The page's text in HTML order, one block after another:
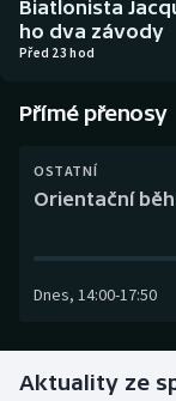
Boby a skeleton
Box
Curling
Golf
AZ kvíz
Biatlonista
ho dva závody
Před 23 hod
Přímé přenosy
OSTATNÍ
Orientační
Dnes, 14:00-17:50
Aktuality ze